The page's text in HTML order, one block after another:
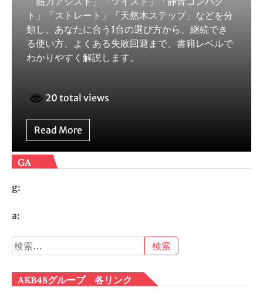
ト」「ストレート」「天然木ステップ」などを分
類し、あなたに合う1台の選び方から、継続でき
る使い方、よくある失敗回避まで、書籍レベルで
わかりやすく解説します。
20 total views
Read More
GA
g:
a:
検
索:
AKB48グループ 各リンク